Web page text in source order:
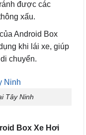
được các
xấu.
Android Box
khi lái xe, giúp
chuyển.
Tây Ninh
Box Xe Hơi